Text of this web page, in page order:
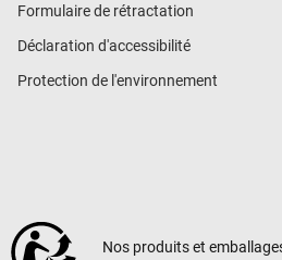
Formulaire de rétractation
Déclaration d'accessibilité
Protection de l'environnement
Nos produits et